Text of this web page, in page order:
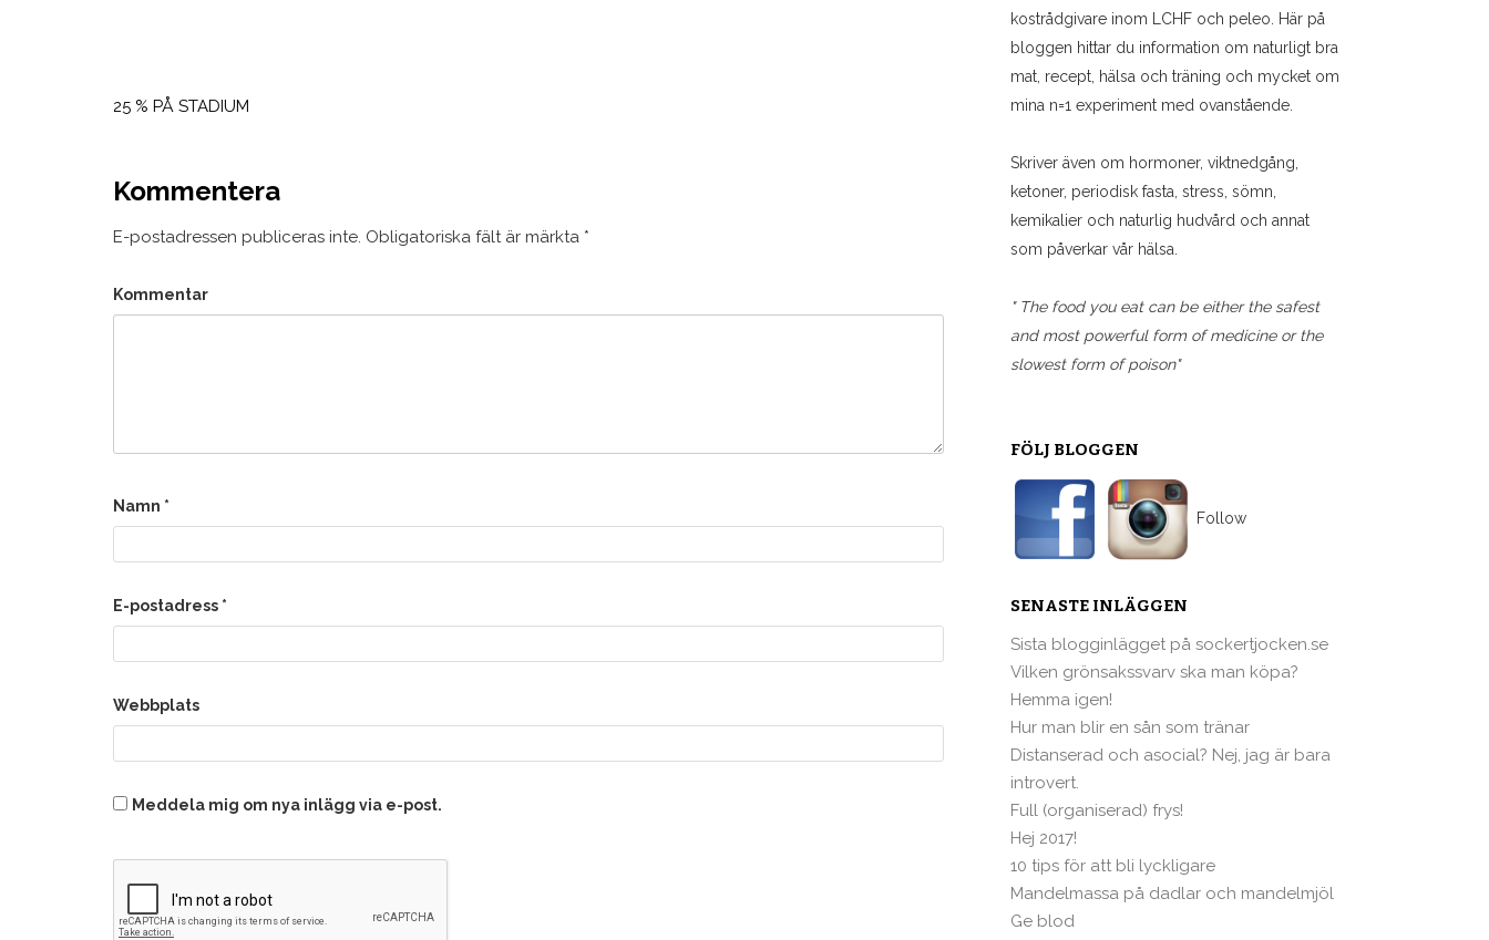
25 % PÅ STADIUM
Kommentera
E-postadressen publiceras inte. Obligatoriska fält är märkta *
Kommentar
Namn *
E-postadress *
Webbplats
Meddela mig om nya inlägg via e-post.
kostrådgivare inom LCHF och peleo. Här på
bloggen hittar du information om naturligt bra
mat, recept, hälsa och träning och mycket om
mina n=1 experiment med ovanstående.
Skriver även om hormoner, viktnedgång,
ketoner, periodisk fasta, stress, sömn,
kemikalier och naturlig hudvård och annat
som påverkar vår hälsa.
" The food you eat can be either the safest
and most powerful form of medicine or the
slowest form of poison"
FÖLJ BLOGGEN
Follow
SENASTE INLÄGGEN
Sista blogginlägget på sockertjocken.se
Vilken grönsakssvarv ska man köpa?
Hemma igen!
Hur man blir en sån som tränar
Distanserad och asocial? Nej, jag är bara
introvert.
Full (organiserad) frys!
Hej 2017!
10 tips för att bli lyckligare
Mandelmassa på dadlar och mandelmjöl
Ge blod